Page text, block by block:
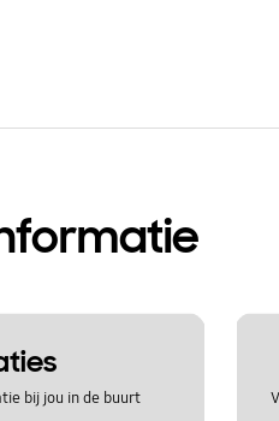
bij jou in de buurt